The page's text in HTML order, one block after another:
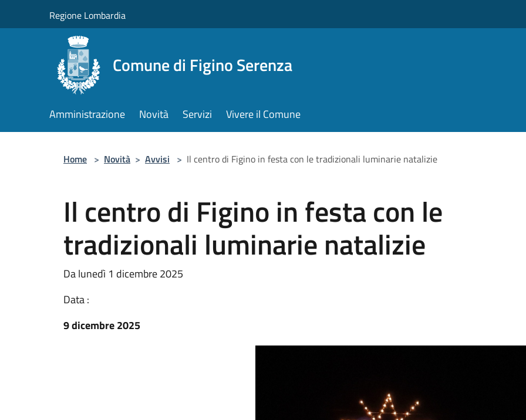
Regione Lombardia
Comune di Figino Serenza
Amministrazione Novità Servizi Vivere il Comune
Home > Novità > Avvisi > Il centro di Figino in festa con le tradizionali luminarie natalizie
Il centro di Figino in festa con le
tradizionali luminarie natalizie
Da lunedì 1 dicembre 2025
Data :
9 dicembre 2025